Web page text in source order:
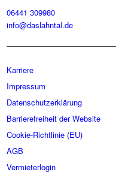
06441 309980
info@daslahntal.de
Karriere
Impressum
Datenschutzerklärung
Barrierefreiheit der Website
Cookie-Richtlinie (EU)
AGB
Vermieterlogin